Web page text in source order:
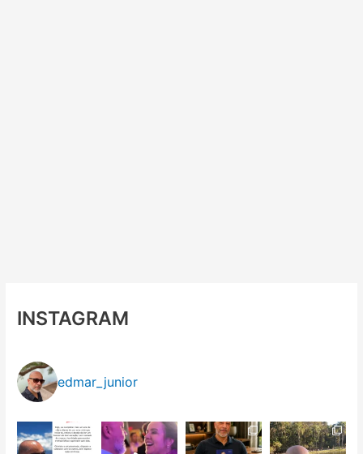
INSTAGRAM
edmar_junior